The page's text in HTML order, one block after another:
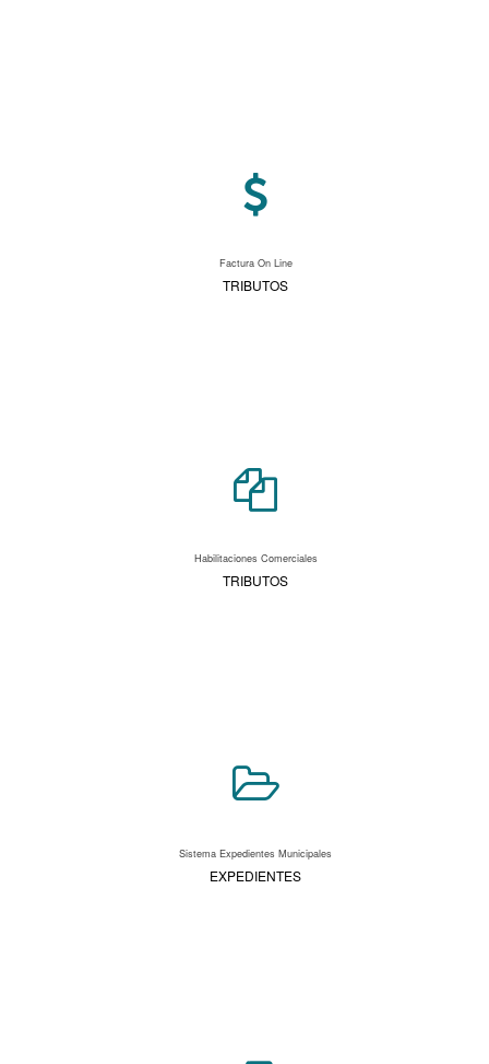
Factura On Line
TRIBUTOS
Habilitaciones Comerciales
TRIBUTOS
Sistema Expedientes Municipales
EXPEDIENTES